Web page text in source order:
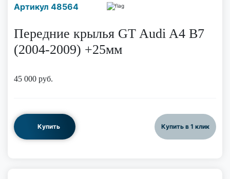
Артикул 48564
Передние крылья GT Audi A4 B7
(2004-2009) +25мм
45 000 руб.
Купить Купить в 1 клик